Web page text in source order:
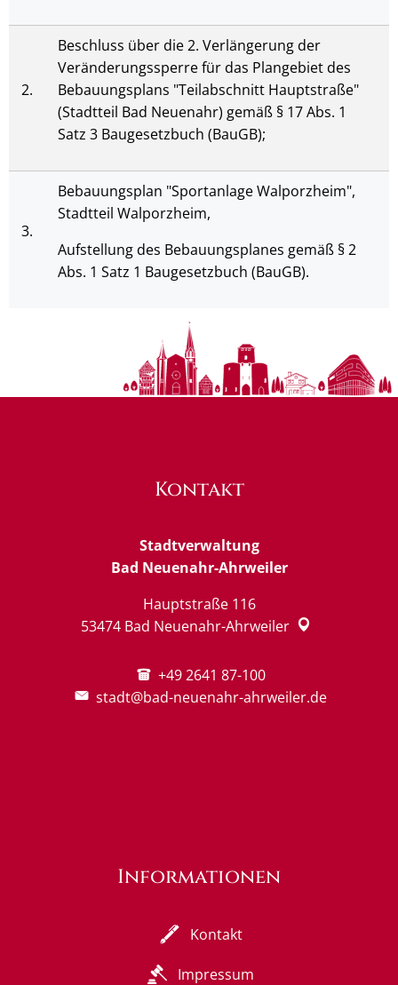
2.
Beschluss über die 2. Verlängerung der
Veränderungssperre für das Plangebiet des
Bebauungsplans "Teilabschnitt Hauptstraße"
(Stadtteil Bad Neuenahr) gemäß § 17 Abs. 1
Satz 3 Baugesetzbuch (BauGB);
3.
Bebauungsplan "Sportanlage Walporzheim",
Stadtteil Walporzheim,
Aufstellung des Bebauungsplanes gemäß § 2
Abs. 1 Satz 1 Baugesetzbuch (BauGB).
Kontakt
Stadtverwaltung
Bad Neuenahr-Ahrweiler
Hauptstraße 116
53474 Bad Neuenahr-Ahrweiler
+49 2641 87-100
stadt@bad-neuenahr-ahrweiler.de
Informationen
Kontakt
Impressum